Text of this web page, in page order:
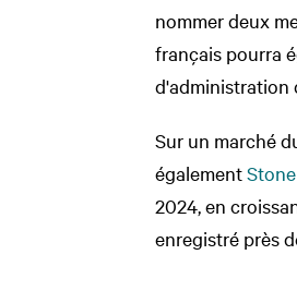
nommer deux
français pourra
d'administration
Sur un marché
également
2024, en
enregistré près